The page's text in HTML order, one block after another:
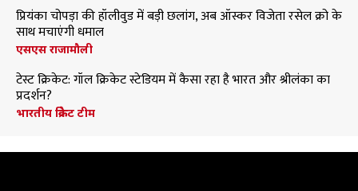
प्रियंका चोपड़ा की हॉलीवुड में बड़ी छलांग, अब ऑस्कर विजेता रसेल क्रो के
साथ मचाएंगी धमाल
एसएस राजामौली
टेस्ट क्रिकेट: गॉल क्रिकेट स्टेडियम में कैसा रहा है भारत और श्रीलंका का
प्रदर्शन?
भारतीय क्रिकेट टीम